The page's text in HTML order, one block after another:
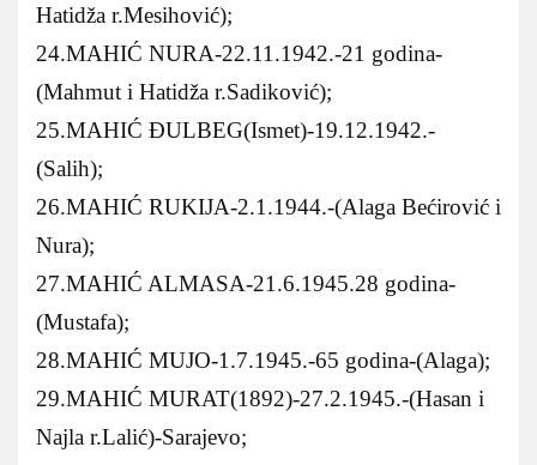
Hatidža r.Mesihović);
24.MAHIĆ NURA-22.11.1942.-21 godina-
(Mahmut i Hatidža r.Sadiković);
25.MAHIĆ ĐULBEG(Ismet)-19.12.1942.-
(Salih);
26.MAHIĆ RUKIJA-2.1.1944.-(Alaga Bećirović i
Nura);
27.MAHIĆ ALMASA-21.6.1945.28 godina-
(Mustafa);
28.MAHIĆ MUJO-1.7.1945.-65 godina-(Alaga);
29.MAHIĆ MURAT(1892)-27.2.1945.-(Hasan i
Najla r.Lalić)-Sarajevo;